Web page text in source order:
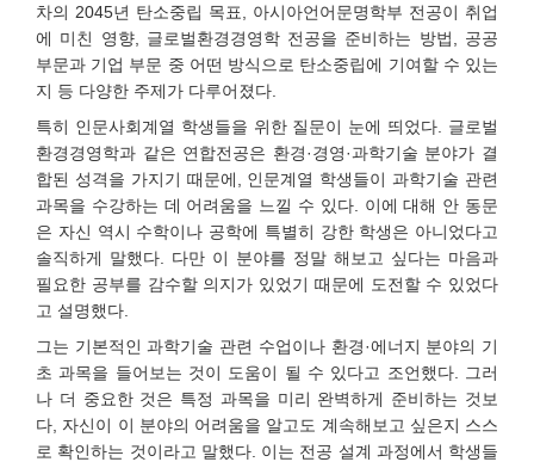
차의 2045년 탄소중립 목표, 아시아언어문명학부 전공이 취업
에 미친 영향, 글로벌환경경영학 전공을 준비하는 방법, 공공
부문과 기업 부문 중 어떤 방식으로 탄소중립에 기여할 수 있는
지 등 다양한 주제가 다루어졌다.
특히 인문사회계열 학생들을 위한 질문이 눈에 띄었다. 글로벌
환경경영학과 같은 연합전공은 환경·경영·과학기술 분야가 결
합된 성격을 가지기 때문에, 인문계열 학생들이 과학기술 관련
과목을 수강하는 데 어려움을 느낄 수 있다. 이에 대해 안 동문
은 자신 역시 수학이나 공학에 특별히 강한 학생은 아니었다고
솔직하게 말했다. 다만 이 분야를 정말 해보고 싶다는 마음과
필요한 공부를 감수할 의지가 있었기 때문에 도전할 수 있었다
고 설명했다.
그는 기본적인 과학기술 관련 수업이나 환경·에너지 분야의 기
초 과목을 들어보는 것이 도움이 될 수 있다고 조언했다. 그러
나 더 중요한 것은 특정 과목을 미리 완벽하게 준비하는 것보
다, 자신이 이 분야의 어려움을 알고도 계속해보고 싶은지 스스
로 확인하는 것이라고 말했다. 이는 전공 설계 과정에서 학생들